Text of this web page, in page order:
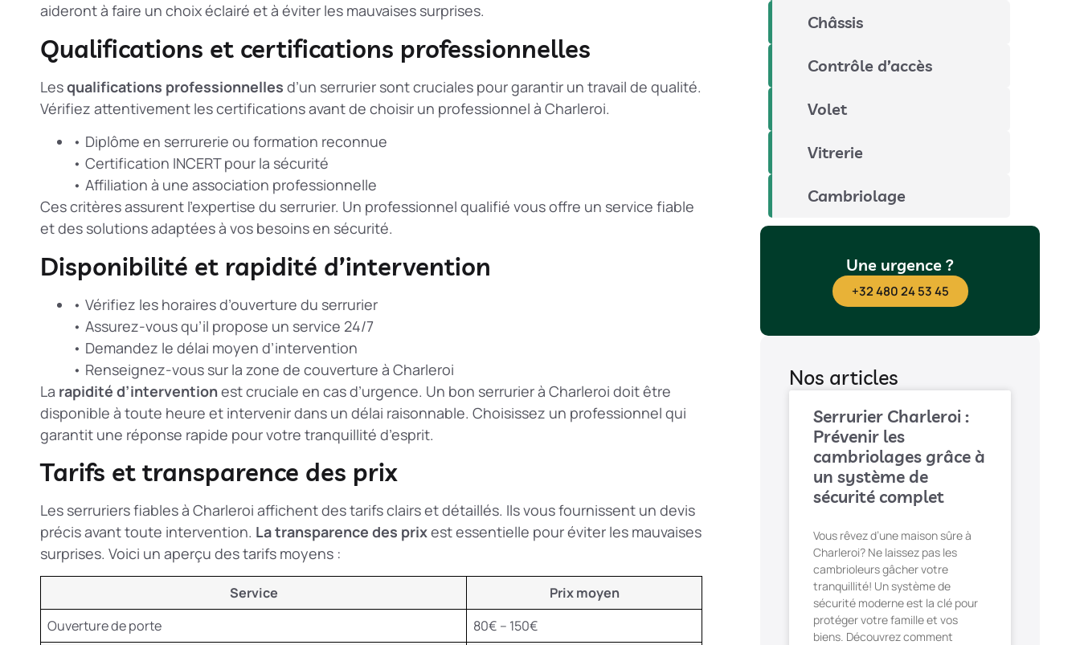
aideront à faire un choix éclairé et à éviter les mauvaises surprises.
Qualifications et certifications professionnelles
Lesqualifications professionnelles d’un serrurier sont cruciales pour garantir un travail de qualité.
Vérifiez attentivement les certifications avant de choisir un professionnel à Charleroi.
• Diplôme en serrurerie ou formation reconnue
• Certification INCERT pour la sécurité
• Affiliation à une association professionnelle
Ces critères assurent l’expertise du serrurier. Un professionnel qualifié vous offre un service fiable
et des solutions adaptées à vos besoins en sécurité.
Disponibilité et rapidité d’intervention
• Vérifiez les horaires d’ouverture du serrurier
• Assurez-vous qu’il propose un service 24/7
• Demandez le délai moyen d’intervention
• Renseignez-vous sur la zone de couverture à Charleroi
La rapidité d’interventionest cruciale en cas d’urgence. Un bon serrurier à Charleroi doit être
disponible à toute heure et intervenir dans un délai raisonnable. Choisissez un professionnel qui
garantit une réponse rapide pour votre tranquillité d’esprit.
Tarifs et transparence des prix
Les serruriers fiables à Charleroi affichent des tarifs clairs et détaillés. Ils vous fournissent un devis
précis avant toute intervention. La transparence des prixest essentielle pour éviter les mauvaises
surprises. Voici un aperçu des tarifs moyens :
Service
Prix moyen
Ouverture de porte
80€ – 150€
Châssis
Contrôle d’accès
Volet
Vitrerie
Cambriolage
Une urgence ?
+32 480 24 53 45
Nos articles
Serrurier Charleroi :
Prévenir les
cambriolages grâce à
un système de
sécurité complet
Vous rêvez d’une maison sûre à
Charleroi? Ne laissez pas les
cambrioleurs gâcher votre
tranquillité! Un système de
sécurité moderne est la clé pour
protéger votre famille et vos
biens. Découvrez comment